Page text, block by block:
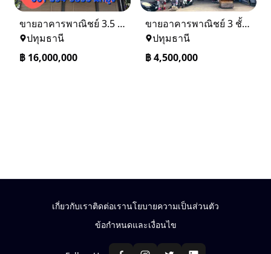
ขายอาคารพาณิชย์ 3.5 ชั้น เดอะเทรด รังสิต–คลอง 2 ติดถนน
ปทุมธานี
฿ 16,000,000
ขายอาคารพาณิชย์ 3 ชั้น ทำเลทองในตลาดคลองสี่เมืองใหม่ คลองหลวง ปทุมธานี
ปทุมธานี
฿4,500,000
เกี่ยวกับเราติดต่อเรานโยบายความเป็นส่วนตัว
ข้อกำหนดและเงื่อนไข